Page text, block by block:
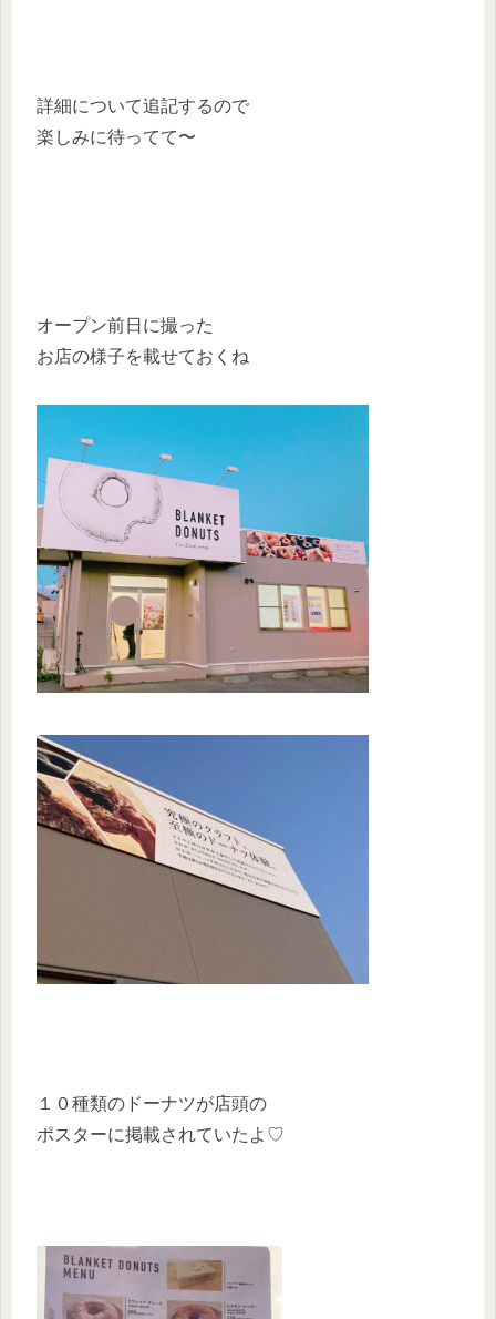
詳細について追記するので
楽しみに待ってて〜
オープン前日に撮った
お店の様子を載せておくね
１０種類のドーナツが店頭の
ポスターに掲載されていたよ♡